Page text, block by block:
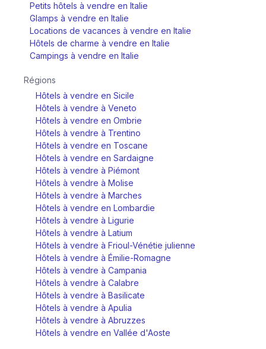
Petits hôtels à vendre en Italie
Glamps à vendre en Italie
Locations de vacances à vendre en Italie
Hôtels de charme à vendre en Italie
Campings à vendre en Italie
Régions
Hôtels à vendre en Sicile
Hôtels à vendre à Veneto
Hôtels à vendre en Ombrie
Hôtels à vendre à Trentino
Hôtels à vendre en Toscane
Hôtels à vendre en Sardaigne
Hôtels à vendre à Piémont
Hôtels à vendre à Molise
Hôtels à vendre à Marches
Hôtels à vendre en Lombardie
Hôtels à vendre à Ligurie
Hôtels à vendre à Latium
Hôtels à vendre à Frioul-Vénétie julienne
Hôtels à vendre à Émilie-Romagne
Hôtels à vendre à Campania
Hôtels à vendre à Calabre
Hôtels à vendre à Basilicate
Hôtels à vendre à Apulia
Hôtels à vendre à Abruzzes
Hôtels à vendre en Vallée d'Aoste